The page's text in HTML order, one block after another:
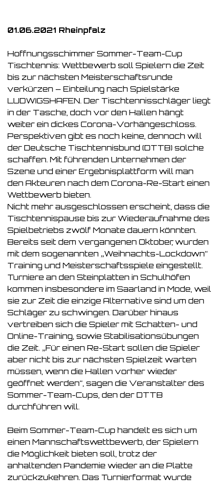
01.06.2021 Rheinpfalz
Hoffnungsschimmer Sommer-Team-Cup
Tischtennis: Wettbewerb soll Spielern die Zeit
bis zur nächsten Meisterschaftsrunde
verkürzen – Einteilung nach Spielstärke
LUDWIGSHAFEN. Der Tischtennisschläger liegt
in der Tasche, doch vor den Hallen hängt
weiter ein dickes Corona-Vorhängeschloss.
Perspektiven gibt es noch keine, dennoch will
der Deutsche Tischtennisbund (DTTB) solche
schaffen. Mit führenden Unternehmen der
Szene und einer Ergebnisplattform will man
den Akteuren nach dem Corona-Re-Start einen
Wettbewerb bieten.
Nicht mehr ausgeschlossen erscheint, dass die
Tischtennispause bis zur Wiederaufnahme des
Spielbetriebs zwölf Monate dauern könnten.
Bereits seit dem vergangenen Oktober, wurden
mit dem sogenannten „Weihnachts-Lockdown“
Training und Meisterschaftsspiele eingestellt.
Turniere an den Steinplatten in Schulhöfen
kommen insbesondere im Saarland in Mode, weil
sie zur Zeit die einzige Alternative sind um den
Schläger zu schwingen. Darüber hinaus
vertreiben sich die Spieler mit Schatten- und
Online-Training, sowie Stabilisationsübungen
die Zeit. „Für einen Re-Start sollen die Spieler
aber nicht bis zur nächsten Spielzeit warten
müssen, wenn die Hallen vorher wieder
geöffnet werden“, sagen die Veranstalter des
Sommer-Team-Cups, den der DTTB
durchführen will.
Beim Sommer-Team-Cup handelt es sich um
einen Mannschaftswettbewerb, der Spielern
die Möglichkeit bieten soll, trotz der
anhaltenden Pandemie wieder an die Platte
zurückzukehren. Das Turnierformat wurde